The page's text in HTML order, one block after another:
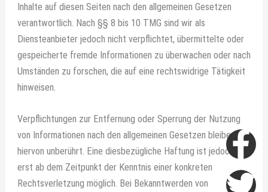
Inhalte auf diesen Seiten nach den allgemeinen Gesetzen
verantwortlich. Nach §§ 8 bis 10 TMG sind wir als
Diensteanbieter jedoch nicht verpflichtet, übermittelte oder
gespeicherte fremde Informationen zu überwachen oder nach
Umständen zu forschen, die auf eine rechtswidrige Tätigkeit
hinweisen.
Verpflichtungen zur Entfernung oder Sperrung der Nutzung
von Informationen nach den allgemeinen Gesetzen bleiben
hiervon unberührt. Eine diesbezügliche Haftung ist jedoch
erst ab dem Zeitpunkt der Kenntnis einer konkreten
Rechtsverletzung möglich. Bei Bekanntwerden von
f
in
At